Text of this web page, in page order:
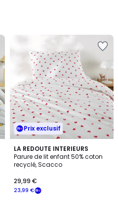
Prix exclusif
LA REDOUTE INTERIEURS
Parure de lit enfant 50% coton
recyclé, Scacco
23,99 €
29,99 €